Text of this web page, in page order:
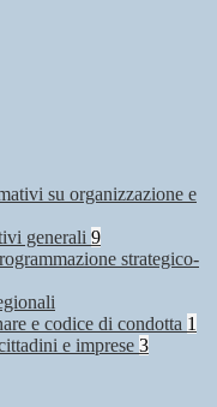
su organizzazione e
generali 9
strategico-
e codice di condotta 1
e imprese 3